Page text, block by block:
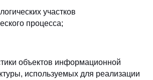
участков
процесса;
объектов информационной
используемых для реализации